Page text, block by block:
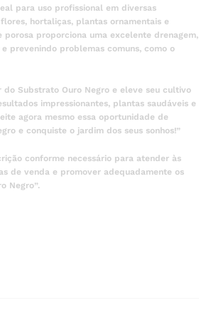
para uso profissional em diversas
hortaliças, plantas ornamentais e
proporciona uma excelente drenagem,
prevenindo problemas comuns, como o
do Substrato Ouro Negro e eleve seu cultivo
impressionantes, plantas saudáveis e
agora mesmo essa oportunidade de
e conquiste o jardim dos seus sonhos!”
conforme necessário para atender às
de venda e promover adequadamente os
Negro”.